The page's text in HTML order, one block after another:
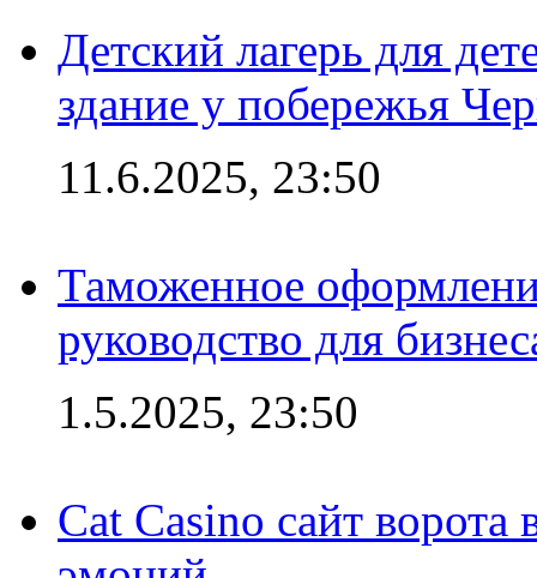
Детский лагерь для
здание у побережья
11.6.2025, 23:50
Таможенное
руководство для
1.5.2025, 23:50
Cat Casino сайт